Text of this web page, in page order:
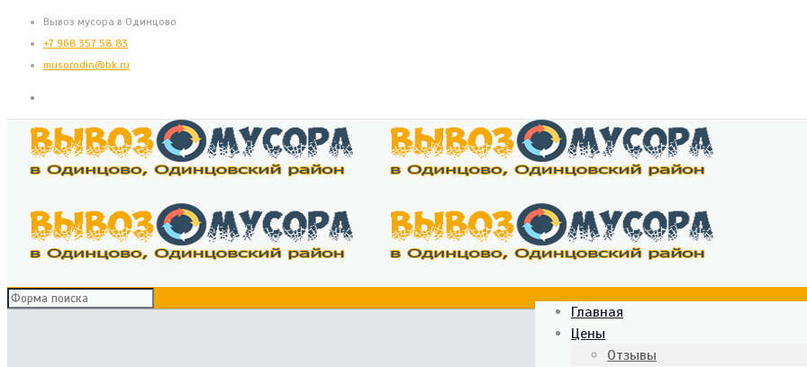
Вывоз мусора в Одинцово
+7 968 357 58 83
musorodin@bk.ru
Главная
Цены
Отзывы